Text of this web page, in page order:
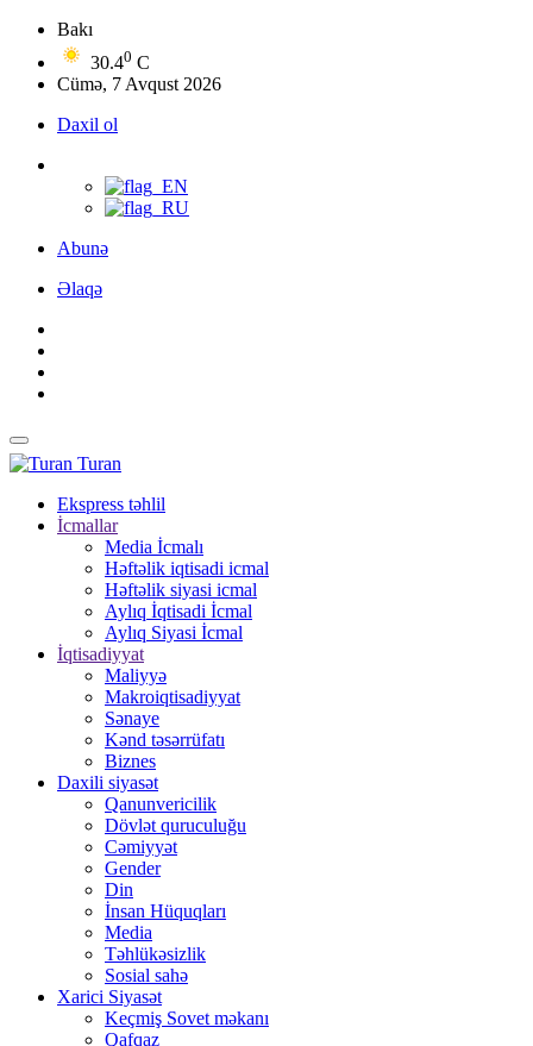
Bakı
30.40 C
Cümə, 7 Avqust 2026
Daxil ol
Abunə
Əlaqə
Turan
Ekspress təhlil
İcmallar
Media İcmalı
Həftəlik iqtisadi icmal
Həftəlik siyasi icmal
Aylıq İqtisadi İcmal
Aylıq Siyasi İcmal
İqtisadiyyat
Maliyyə
Makroiqtisadiyyat
Sənaye
Kənd təsərrüfatı
Biznes
Daxili siyasət
Qanunvericilik
Dövlət quruculuğu
Cəmiyyət
Gender
Din
İnsan Hüquqları
Media
Təhlükəsizlik
Sosial sahə
Xarici Siyasət
Keçmiş Sovet məkanı
Qafqaz